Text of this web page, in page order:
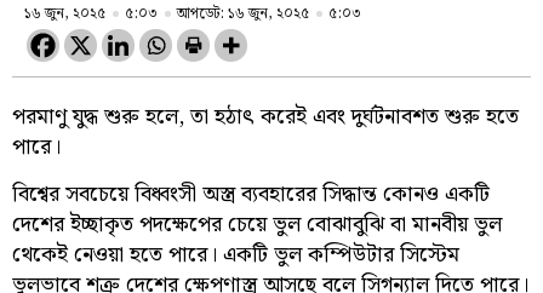
১৬ জুন, ২০২৫ ৫:০৩ আপডেট: ১৬ জুন, ২০২৫ ৫:০৩
পরমাণু যুদ্ধ শুরু হলে, তা হঠাৎ করেই এবং দুর্ঘটনাবশত শুরু হতে
পারে।
বিশ্বের সবচেয়ে বিধ্বংসী অস্ত্র ব্যবহারের সিদ্ধান্ত কোনও একটি
দেশের ইচ্ছাকৃত পদক্ষেপের চেয়ে ভুল বোঝাবুঝি বা মানবীয় ভুল
থেকেই নেওয়া হতে পারে। একটি ভুল কম্পিউটার সিস্টেম
ভুলভাবে শত্রু দেশের ক্ষেপণাস্ত্র আসছে বলে সিগন্যাল দিতে পারে।